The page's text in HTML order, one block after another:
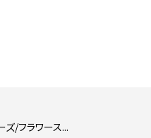
/フラワース...